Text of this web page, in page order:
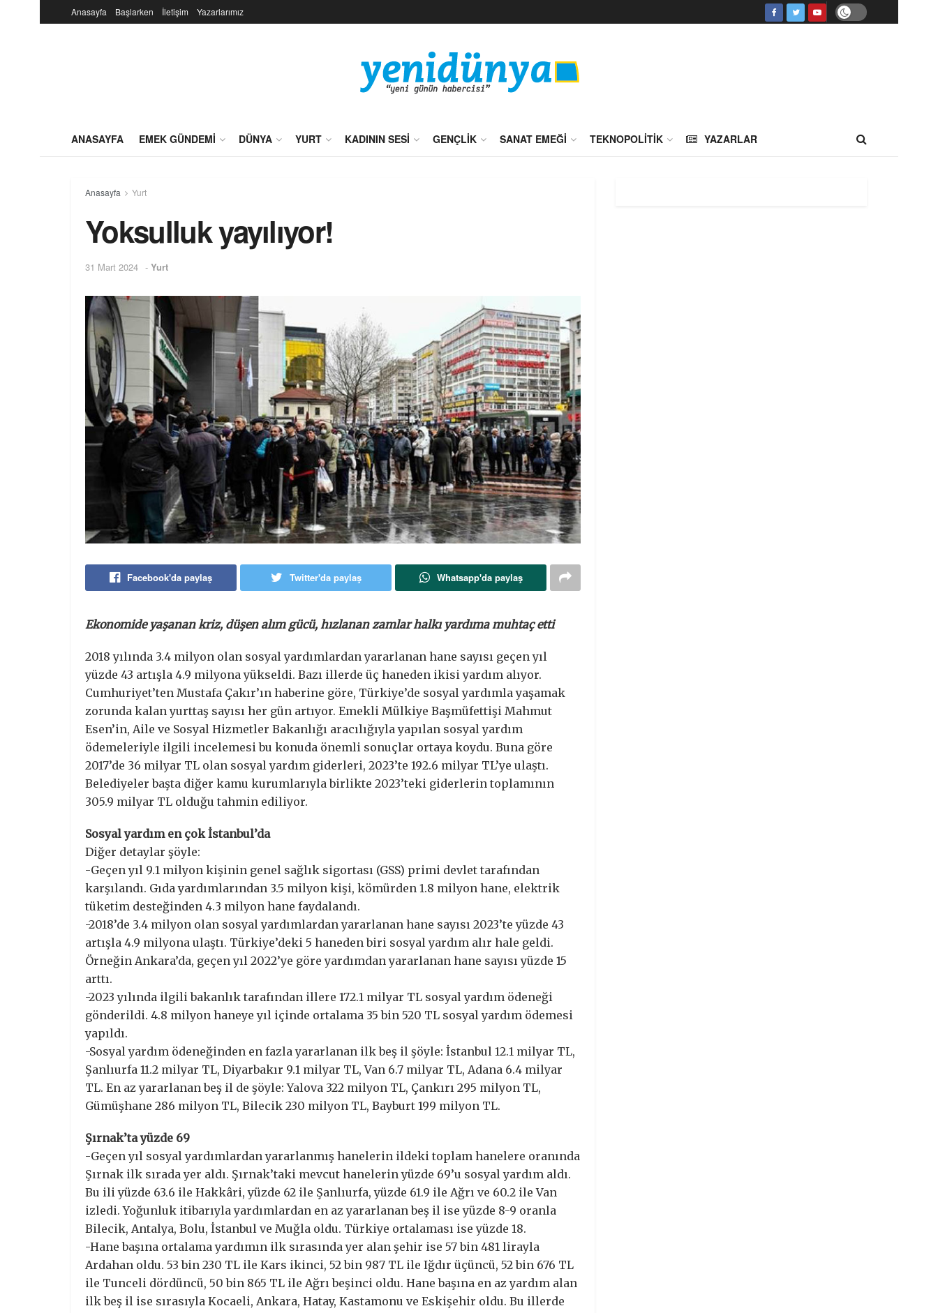
Anasayfa Başlarken İletişim Yazarlarımız
ANASAYFA EMEK GÜNDEMI DÜNYA YURT KADININ SESI GENÇLIK SANAT EMEĞI TEKNOPOLITIK YAZARLAR
Anasayfa Yurt
Yoksulluk yayılıyor!
31 Mart 2024 - Yurt
Facebook'da paylaş Twitter'da paylaş Whatsapp'da paylaş
Ekonomide yaşanan kriz, düşen alım gücü, hızlanan zamlar halkı yardıma muhtaç etti
2018 yılında 3.4 milyon olan sosyal yardımlardan yararlanan hane sayısı geçen yıl
yüzde 43 artışla 4.9 milyona yükseldi. Bazı illerde üç haneden ikisi yardım alıyor.
Cumhuriyet’ten Mustafa Çakır’ın haberine göre, Türkiye’de sosyal yardımla yaşamak
zorunda kalan yurttaş sayısı her gün artıyor. Emekli Mülkiye Başmüfettişi Mahmut
Esen’in, Aile ve Sosyal Hizmetler Bakanlığı aracılığıyla yapılan sosyal yardım
ödemeleriyle ilgili incelemesi bu konuda önemli sonuçlar ortaya koydu. Buna göre
2017’de 36 milyar TL olan sosyal yardım giderleri, 2023’te 192.6 milyar TL’ye ulaştı.
Belediyeler başta diğer kamu kurumlarıyla birlikte 2023’teki giderlerin toplamının
305.9 milyar TL olduğu tahmin ediliyor.
Sosyal yardım en çok İstanbul’da
Diğer detaylar şöyle:
-Geçen yıl 9.1 milyon kişinin genel sağlık sigortası (GSS) primi devlet tarafından
karşılandı. Gıda yardımlarından 3.5 milyon kişi, kömürden 1.8 milyon hane, elektrik
tüketim desteğinden 4.3 milyon hane faydalandı.
-2018’de 3.4 milyon olan sosyal yardımlardan yararlanan hane sayısı 2023’te yüzde 43
artışla 4.9 milyona ulaştı. Türkiye’deki 5 haneden biri sosyal yardım alır hale geldi.
Örneğin Ankara’da, geçen yıl 2022’ye göre yardımdan yararlanan hane sayısı yüzde 15
arttı.
-2023 yılında ilgili bakanlık tarafından illere 172.1 milyar TL sosyal yardım ödeneği
gönderildi. 4.8 milyon haneye yıl içinde ortalama 35 bin 520 TL sosyal yardım ödemesi
yapıldı.
-Sosyal yardım ödeneğinden en fazla yararlanan ilk beş il şöyle: İstanbul 12.1 milyar TL,
Şanlıurfa 11.2 milyar TL, Diyarbakır 9.1 milyar TL, Van 6.7 milyar TL, Adana 6.4 milyar
TL. En az yararlanan beş il de şöyle: Yalova 322 milyon TL, Çankırı 295 milyon TL,
Gümüşhane 286 milyon TL, Bilecik 230 milyon TL, Bayburt 199 milyon TL.
Şırnak’ta yüzde 69
-Geçen yıl sosyal yardımlardan yararlanmış hanelerin ildeki toplam hanelere oranında
Şırnak ilk sırada yer aldı. Şırnak’taki mevcut hanelerin yüzde 69’u sosyal yardım aldı.
Bu ili yüzde 63.6 ile Hakkâri, yüzde 62 ile Şanlıurfa, yüzde 61.9 ile Ağrı ve 60.2 ile Van
izledi. Yoğunluk itibarıyla yardımlardan en az yararlanan beş il ise yüzde 8-9 oranla
Bilecik, Antalya, Bolu, İstanbul ve Muğla oldu. Türkiye ortalaması ise yüzde 18.
-Hane başına ortalama yardımın ilk sırasında yer alan şehir ise 57 bin 481 lirayla
Ardahan oldu. 53 bin 230 TL ile Kars ikinci, 52 bin 987 TL ile Iğdır üçüncü, 52 bin 676 TL
ile Tunceli dördüncü, 50 bin 865 TL ile Ağrı beşinci oldu. Hane başına en az yardım alan
ilk beş il ise sırasıyla Kocaeli, Ankara, Hatay, Kastamonu ve Eskişehir oldu. Bu illerde